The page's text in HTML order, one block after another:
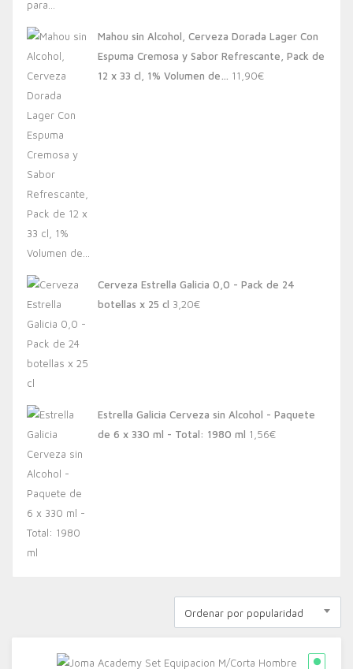
Mahou sin Alcohol, Cerveza Dorada Lager Con
Espuma Cremosa y Sabor Refrescante, Pack de
12 x 33 cl, 1% Volumen de… 11,90€
Cerveza Estrella Galicia 0,0 - Pack de 24
botellas x 25 cl 3,20€
Estrella Galicia Cerveza sin Alcohol - Paquete
de 6 x 330 ml - Total: 1980 ml 1,56€
Ordenar por popularidad